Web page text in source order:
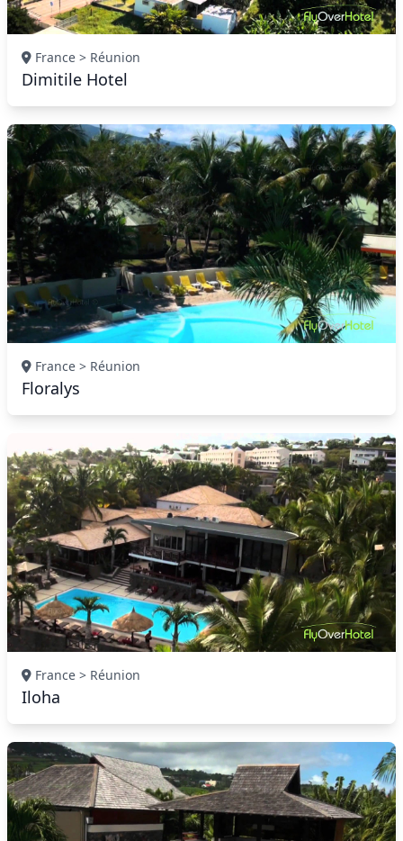
France > Réunion
Dimitile Hotel
France > Réunion
Floralys
France > Réunion
Iloha